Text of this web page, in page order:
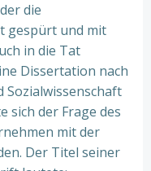
die
gespürt und mit
in die Tat
Dissertation nach
Sozialwissenschaft
sich der Frage des
mit der
Der Titel seiner